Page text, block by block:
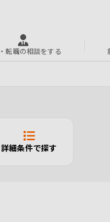
転職の相談をする
詳細条件で探す